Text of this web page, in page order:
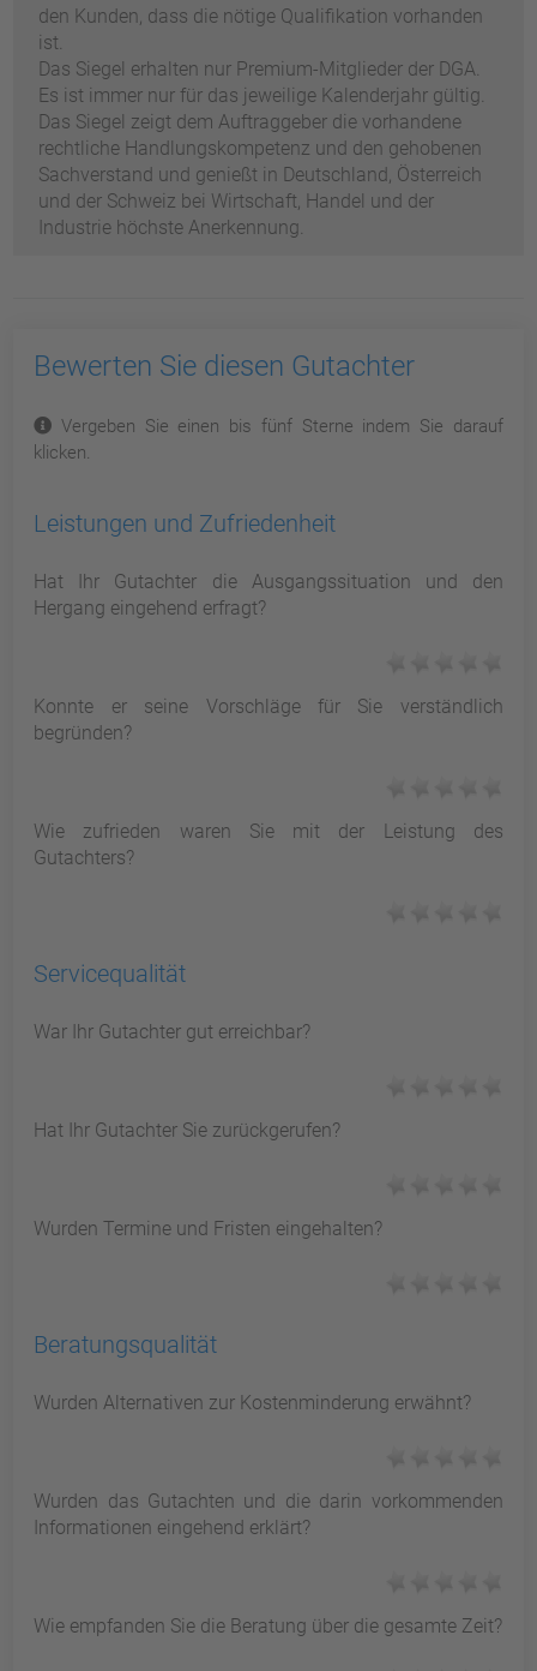
den Kunden, dass die nötige Qualifikation vorhanden
ist.
Das Siegel erhalten nur Premium-Mitglieder der DGA.
Es ist immer nur für das jeweilige Kalenderjahr gültig.
Das Siegel zeigt dem Auftraggeber die vorhandene
rechtliche Handlungskompetenz und den gehobenen
Sachverstand und genießt in Deutschland, Österreich
und der Schweiz bei Wirtschaft, Handel und der
Industrie höchste Anerkennung.
Bewerten Sie diesen Gutachter
Vergeben Sie einen bis fünf Sterne indem Sie darauf
klicken.
Leistungen und Zufriedenheit
Hat Ihr Gutachter die Ausgangssituation und den
Hergang eingehend erfragt?
Konnte er seine Vorschläge für Sie verständlich
begründen?
Wie zufrieden waren Sie mit der Leistung des
Gutachters?
Servicequalität
War Ihr Gutachter gut erreichbar?
Hat Ihr Gutachter Sie zurückgerufen?
Wurden Termine und Fristen eingehalten?
Beratungsqualität
Wurden Alternativen zur Kostenminderung erwähnt?
Wurden das Gutachten und die darin vorkommenden
Informationen eingehend erklärt?
Wie empfanden Sie die Beratung über die gesamte Zeit?